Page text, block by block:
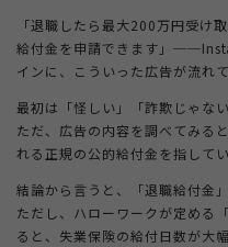
もらえる給付金ラボ
退職コンシェルジュに
「退職したら最大200万円受け
給付金を申請できます」
インに、こういった広告が流れ
最初は「怪しい」「詐欺じゃな
ただ、広告の内容を調べてみる
れる正規の公的給付金を指して
結論から言うと、「退職給付金
ただし、ハローワークが定める
ると、失業保険の給付日数が大